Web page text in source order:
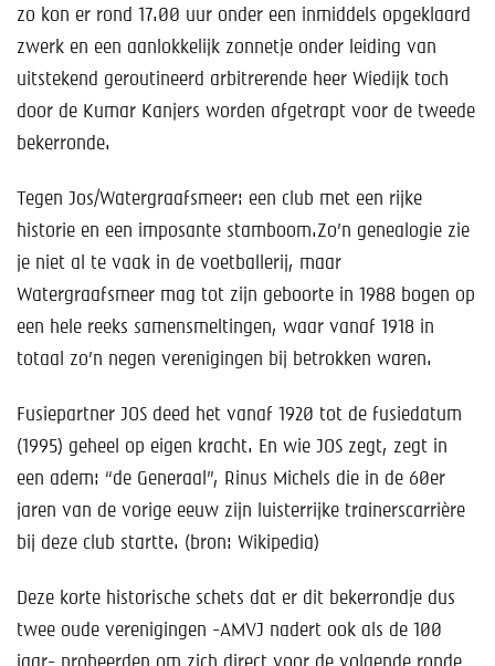
zo kon er rond 17.00 uur onder een inmiddels opgeklaard
zwerk en een aanlokkelijk zonnetje onder leiding van
uitstekend geroutineerd arbitrerende heer Wiedijk toch
door de Kumar Kanjers worden afgetrapt voor de tweede
bekerronde.
Tegen Jos/Watergraafsmeer: een club met een rijke
historie en een imposante stamboom.Zo’n genealogie zie
je niet al te vaak in de voetballerij, maar
Watergraafsmeer mag tot zijn geboorte in 1988 bogen op
een hele reeks samensmeltingen, waar vanaf 1918 in
totaal zo’n negen verenigingen bij betrokken waren.
Fusiepartner JOS deed het vanaf 1920 tot de fusiedatum
(1995) geheel op eigen kracht. En wie JOS zegt, zegt in
een adem: “de Generaal”, Rinus Michels die in de 60er
jaren van de vorige eeuw zijn luisterrijke trainerscarrière
bij deze club startte. (bron: Wikipedia)
Deze korte historische schets dat er dit bekerrondje dus
twee oude verenigingen -AMVJ nadert ook als de 100